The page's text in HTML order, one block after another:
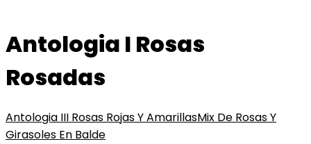
Antologia I Rosas
Rosadas
Antologia III Rosas Rojas Y AmarillasMix De Rosas Y
Girasoles En Balde